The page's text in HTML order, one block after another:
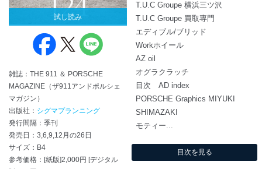
試し読み
雑誌：THE 911 ＆ PORSCHE
MAGAZINE（ザ911アンドポルシェ
マガジン）
出版社： シグマプランニング
発行間隔：季刊
発売日：3,6,9,12月の26日
サイズ：B4
参考価格：[紙版]2,000円 [デジタル
T.U.C Groupe 横浜三ツ沢
T.U.C Groupe 買取専門
エディブル/ブリッド
Workホイール
AZ oil
オグラクラッチ
目次 AD index
PORSCHE Graphics MIYUKI
SHIMAZAKI
モティー...
目次を見る